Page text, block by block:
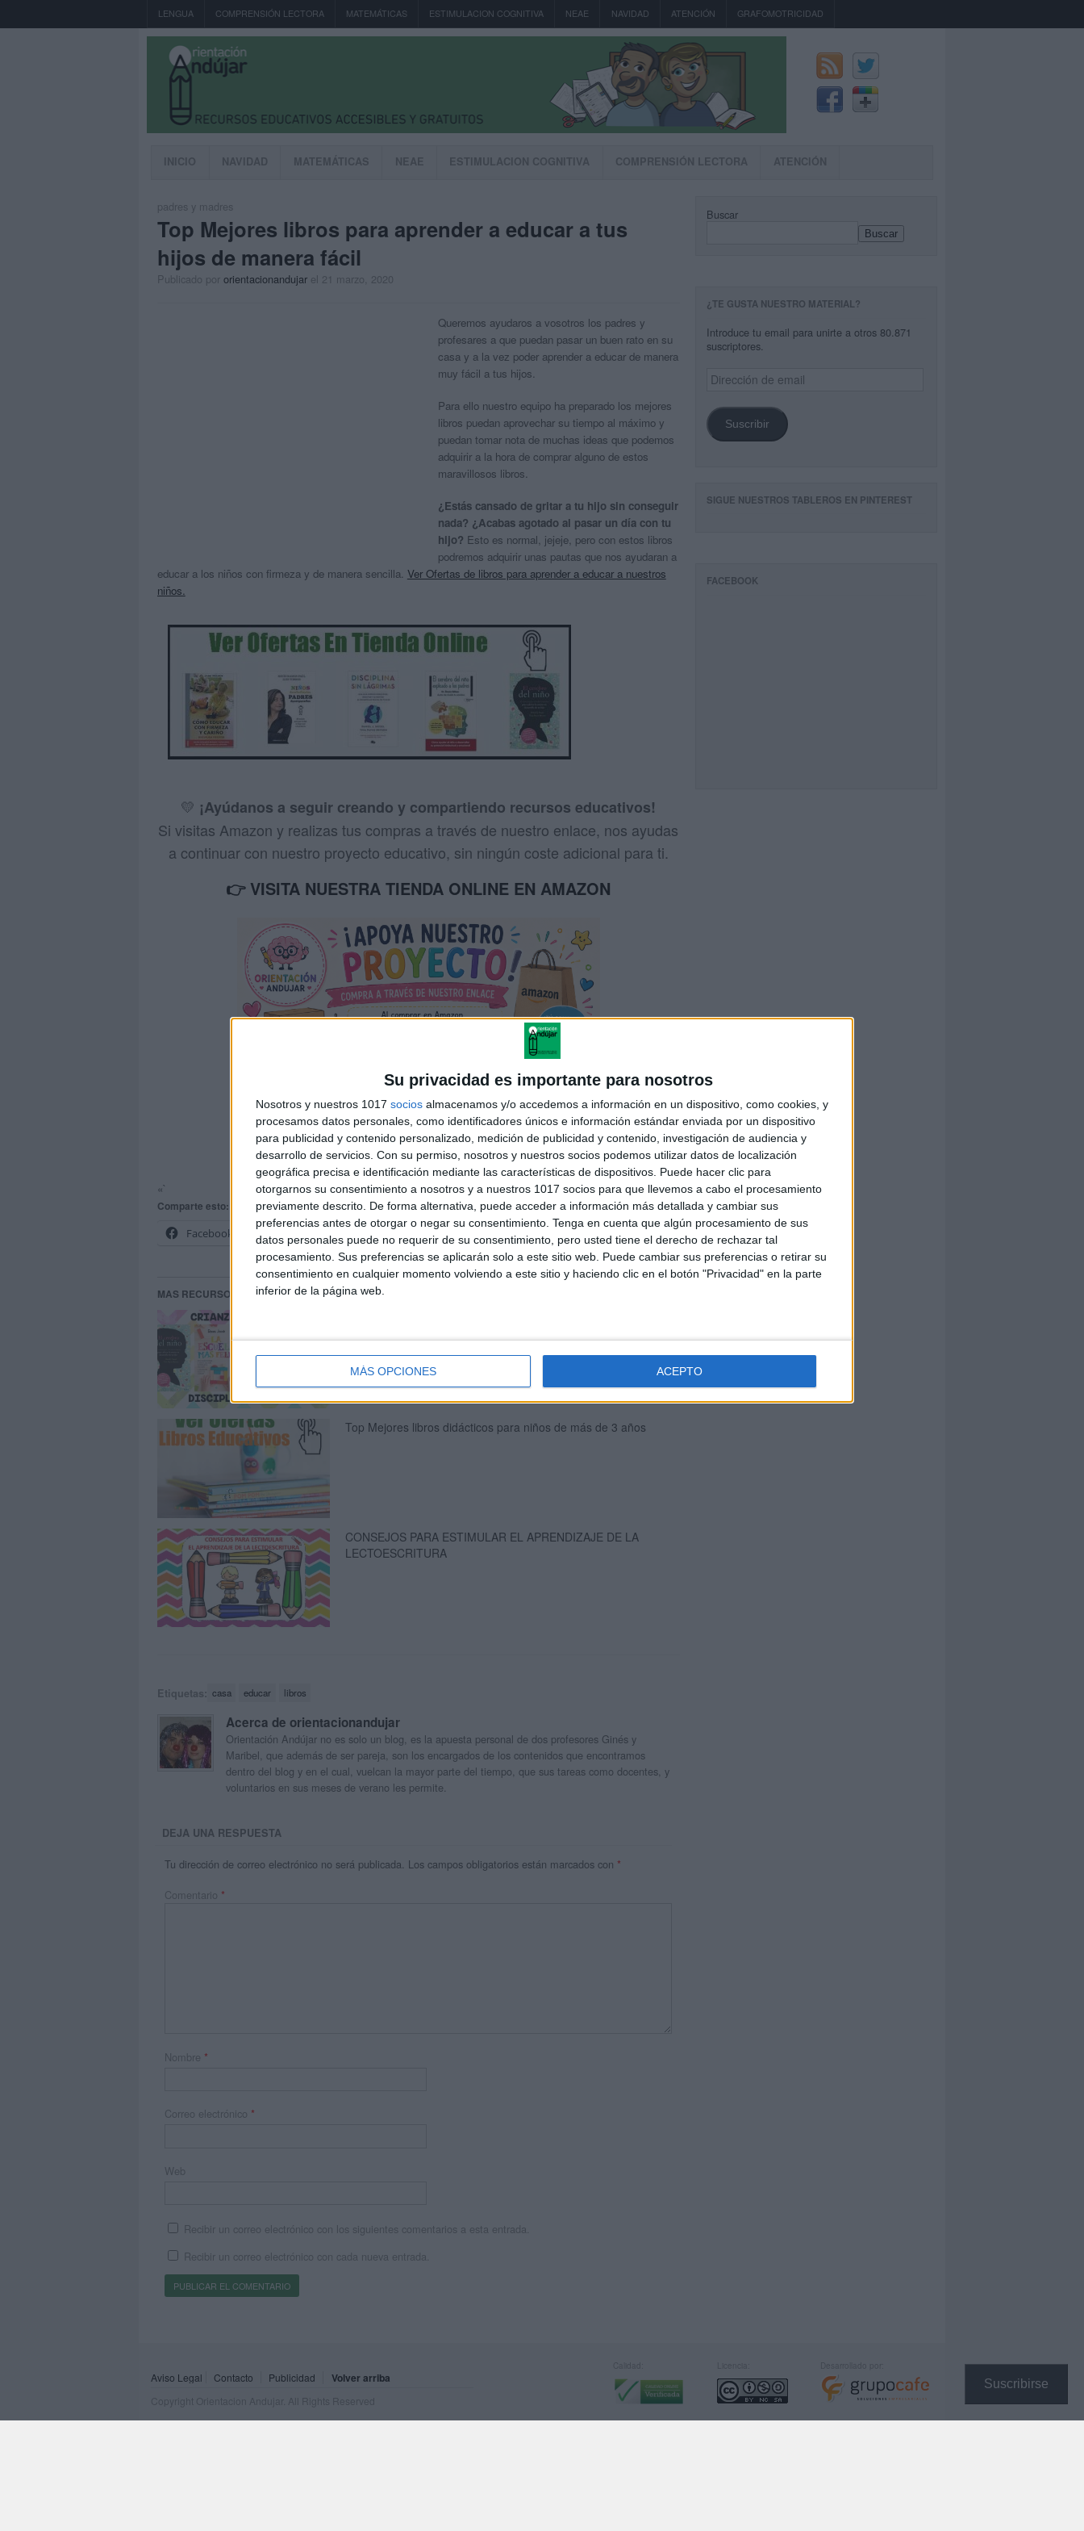
Su privacidad es importante para nosotros
Nosotros y nuestros 1017 socios almacenamos y/o accedemos a información en un dispositivo, como cookies, y
procesamos datos personales, como identificadores únicos e información estándar enviada por un dispositivo
para publicidad y contenido personalizado, medición de publicidad y contenido, investigación de audiencia y
desarrollo de servicios. Con su permiso, nosotros y nuestros socios podemos utilizar datos de localización
geográfica precisa e identificación mediante las características de dispositivos. Puede hacer clic para
otorgarnos su consentimiento a nosotros y a nuestros 1017 socios para que llevemos a cabo el procesamiento
previamente descrito. De forma alternativa, puede acceder a información más detallada y cambiar sus
preferencias antes de otorgar o negar su consentimiento. Tenga en cuenta que algún procesamiento de sus
datos personales puede no requerir de su consentimiento, pero usted tiene el derecho de rechazar tal
procesamiento. Sus preferencias se aplicarán solo a este sitio web. Puede cambiar sus preferencias o retirar su
consentimiento en cualquier momento volviendo a este sitio y haciendo clic en el botón "Privacidad" en la parte
inferior de la página web.
MÁS OPCIONES ACEPTO
Suscribirse
LENGUA COMPRENSIÓN LECTORA MATEMÁTICAS ESTIMULACION COGNITIVA NEAE NAVIDAD ATENCIÓN GRAFOMOTRICIDAD
INICIO NAVIDAD MATEMÁTICAS NEAE ESTIMULACION COGNITIVA COMPRENSIÓN LECTORA ATENCIÓN
padres y madres
Top Mejores libros para aprender a educar a tus
hijos de manera fácil
Publicado por orientacionandujar el 21 marzo, 2020
Queremos ayudaros a vosotros los padres y
profesares a que puedan pasar un buen rato en su
casa y a la vez poder aprender a educar de manera
muy fácil a tus hijos.
Para ello nuestro equipo ha preparado los mejores
libros puedan aprovechar su tiempo al máximo y
puedan tomar nota de muchas ideas que podemos
adquirir a la hora de comprar alguno de estos
maravillosos libros.
¿Estás cansado de gritar a tu hijo sin conseguir
nada? ¿Acabas agotado al pasar un día con tu
hijo? Esto es normal, jejeje, pero con estos libros
podremos adquirir unas pautas que nos ayudaran a
educar a los niños con firmeza y de manera sencilla. Ver Ofertas de libros para aprender a educar a nuestros
niños.
💛 ¡Ayúdanos a seguir creando y compartiendo recursos educativos!
Si visitas Amazon y realizas tus compras a través de nuestro enlace, nos ayudas
a continuar con nuestro proyecto educativo, sin ningún coste adicional para ti.
👉 VISITA NUESTRA TIENDA ONLINE EN AMAZON
«`
Comparte esto:
Facebook
MAS RECURSOS SOBRE ESTE TEMA
Top Mejores libros didácticos para niños de más de 3 años
CONSEJOS PARA ESTIMULAR EL APRENDIZAJE DE LA
LECTOESCRITURA
Etiquetas: casa educar libros
Acerca de orientacionandujar
Orientación Andújar no es solo un blog, es la apuesta personal de dos profesores Ginés y
Maribel, que además de ser pareja, son los encargados de los contenidos que encontramos
dentro del blog y en el cual, vuelcan la mayor parte del tiempo, que sus tareas como docentes, y
voluntarios en sus meses de verano les permite.
DEJA UNA RESPUESTA
Tu dirección de correo electrónico no será publicada. Los campos obligatorios están marcados con *
Comentario *
Nombre *
Correo electrónico *
Web
Recibir un correo electrónico con los siguientes comentarios a esta entrada.
Recibir un correo electrónico con cada nueva entrada.
Buscar
Buscar
¿TE GUSTA NUESTRO MATERIAL?
Introduce tu email para unirte a otros 80.871
suscriptores.
Dirección
de
Suscribir
SIGUE NUESTROS TABLEROS EN PINTEREST
FACEBOOK
Aviso Legal Contacto Publicidad Volver arriba